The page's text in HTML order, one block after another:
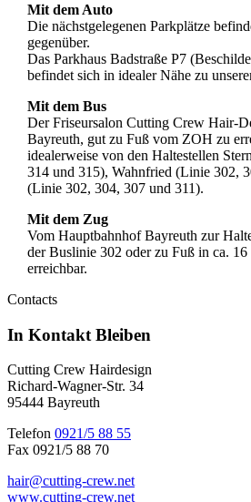
Mit dem Auto
Die nächstgelegenen Parkplätze
gegenüber.
Das Parkhaus Badstraße P7
befindet sich in idealer Nähe zu
Mit dem Bus
Der Friseursalon Cutting Crew Hair-
Bayreuth, gut zu Fuß vom ZOH zu
idealerweise von den Haltestellen
314 und 315), Wahnfried (Linie 302,
(Linie 302, 304, 307 und 311).
Mit dem Zug
Vom Hauptbahnhof Bayreuth zur
der Buslinie 302 oder zu Fuß in ca. 16
erreichbar.
Contacts
In Kontakt Bleiben
Cutting Crew Hairdesign
Richard-Wagner-Str. 34
95444 Bayreuth
Telefon 0921/5 88 55
Fax 0921/5 88 70
hair@cutting-crew.net
www.cutting-crew.net